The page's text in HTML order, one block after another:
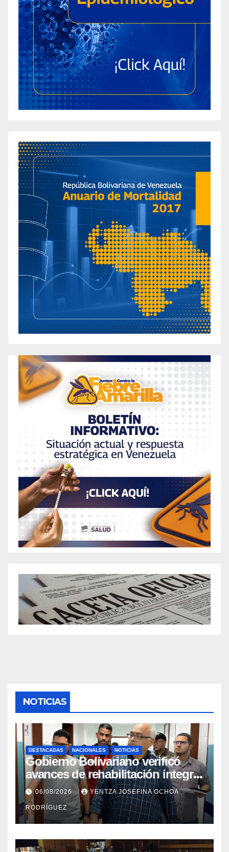
NOTICIAS
DESTACADAS NACIONALES NOTICIAS
Gobierno Bolivariano verificó
avances de rehabilitación integral
en el Hospital Dr. José María
Vargas
06/08/2026 YENTZA JOSEFINA OCHOA
RODRÍGUEZ